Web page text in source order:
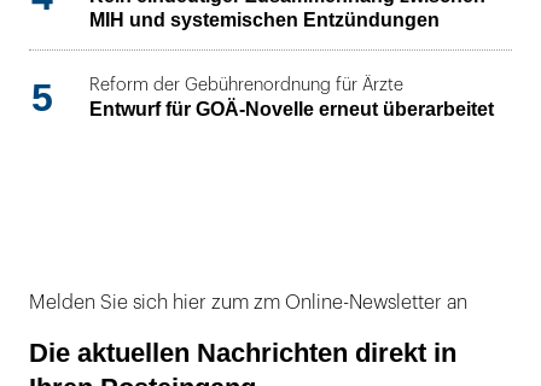
MIH und systemischen Entzündungen
5 Reform der Gebührenordnung für Ärzte
Entwurf für GOÄ-Novelle erneut überarbeitet
Melden Sie sich hier zum zm Online-Newsletter an
Die aktuellen Nachrichten direkt in